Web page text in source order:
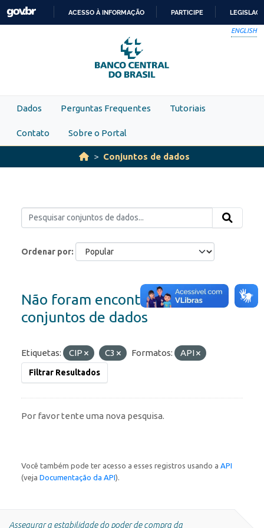
Skip to main content
PARA
O
CONTEÚDO
ACESSO À INFORMAÇÃO PARTICIPE
ENGLISH
Dados Perguntas Frequentes Tutoriais
Contato Sobre o Portal
Conjuntos de dados
Ordenar por
Não foram encontrados
conjuntos de dados
Etiquetas: CIP C3 Formatos: API
Filtrar Resultados
Por favor tente uma nova pesquisa.
Você também pode ter acesso a esses registros usando a API
(veja Documentação da API).
Assegurar a estabilidade do poder de compra da